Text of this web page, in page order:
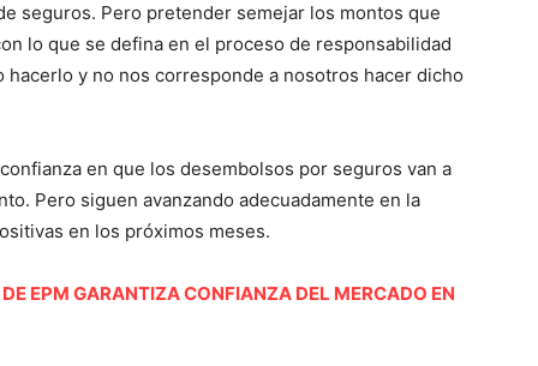
seguros. Pero pretender semejar los montos que
lo que se defina en el proceso de responsabilidad
y no nos corresponde a nosotros hacer dicho
en que los desembolsos por seguros van a
Pero siguen avanzando adecuadamente en la
en los próximos meses.
EPM GARANTIZA CONFIANZA DEL MERCADO EN